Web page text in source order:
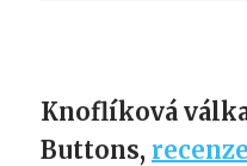
Knoflíková
Buttons,